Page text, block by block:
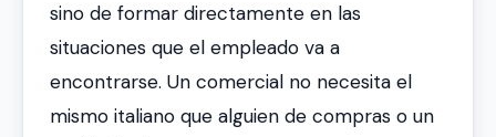
sino de formar directamente en las
situaciones que el empleado va a
encontrarse. Un comercial no necesita el
mismo italiano que alguien de compras o un